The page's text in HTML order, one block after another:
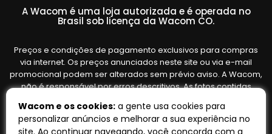
A Wacom é uma loja autorizada e é operada no
Brasil sob licença da Wacom CO.
Preços e condições de pagamento exclusivos para compras
via internet. Os preços anunciados neste site ou via e-mail
promocional podem ser alterados sem prévio aviso. A Wacom,
não é responsável por erros descritivos. As fotos contidas
variar de acordo com o fornecedor/lote do fabricante. Ofertas
válidas até o término de nossos estoques. Vendas sujeitas à
Wacom e os cookies: a gente usa cookies para
personalizar anúncios e melhorar a sua experiência no
site. Ao continuar navegando, você concorda com a